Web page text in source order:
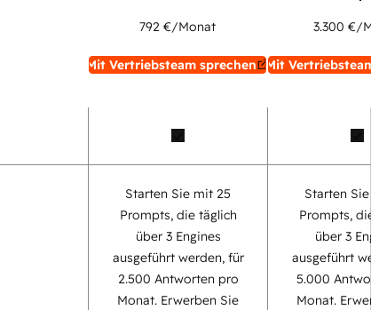
792 €/Monat
Mit Vertriebsteam sprechen
3.300 €/
Mit
Starten Sie mit 25
Prompts, die täglich
über 3 Engines
ausgeführt werden, für
2.500 Antworten pro
Monat. Erwerben Sie
Starten
Prompts,
über 3
ausgeführt
5.000
Monat.